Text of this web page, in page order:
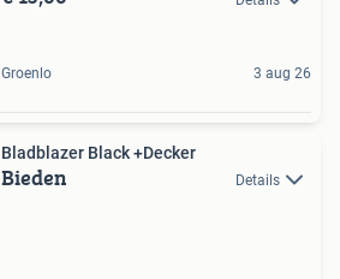
Groenlo 3 aug 26
Bladblazer Black +Decker
Bieden Details